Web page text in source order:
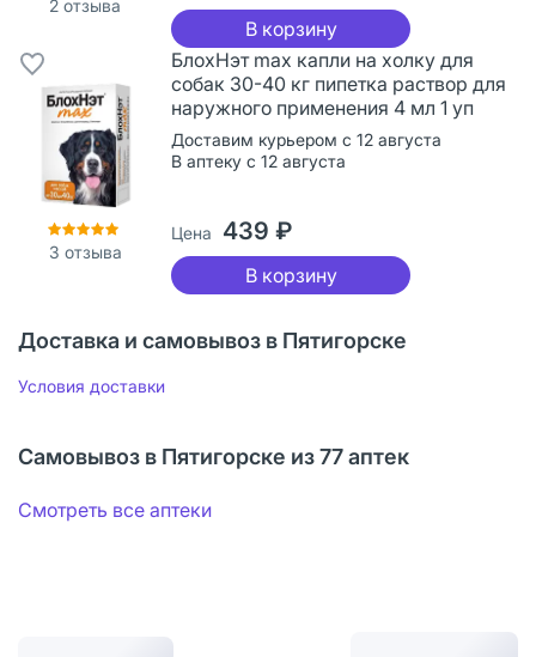
2 отзыва
В корзину
3 отзыва
БлохНэт max капли на холку для
собак 30-40 кг пипетка раствор для
наружного применения 4 мл 1 уп
Доставим курьером с 12 августа
В аптеку с 12 августа
Цена 439 ₽
В корзину
Доставка и самовывоз в Пятигорске
Условия доставки
Самовывоз в Пятигорске из 77 аптек
Смотреть все аптеки